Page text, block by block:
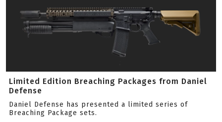
Limited Edition Breaching Packages from Daniel
Defense
Daniel Defense has presented a limited series of
Breaching Package sets.